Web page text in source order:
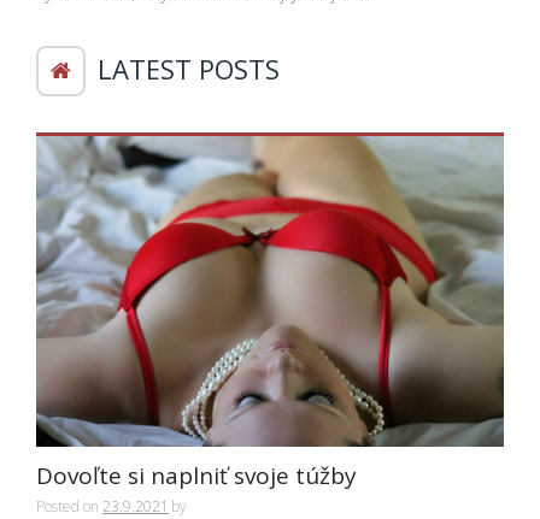
LATEST POSTS
Dovoľte si naplniť svoje túžby
Posted on 23.9.2021 by